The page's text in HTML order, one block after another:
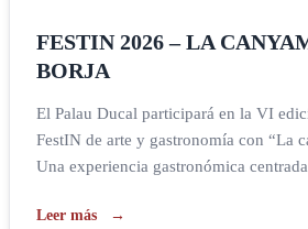
FESTIN 2026 – LA
BORJA
El Palau Ducal participará en la VI
FestIN de arte y gastronomía con “La
Una experiencia gastronómica
visitantes podrán realizar una visita
Leer más